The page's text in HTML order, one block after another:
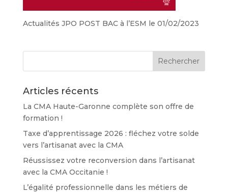
Actualités JPO POST BAC à l’ESM le 01/02/2023
Articles récents
La CMA Haute-Garonne complète son offre de
formation !
Taxe d’apprentissage 2026 : fléchez votre solde
vers l’artisanat avec la CMA
Réussissez votre reconversion dans l’artisanat
avec la CMA Occitanie !
L’égalité professionnelle dans les métiers de